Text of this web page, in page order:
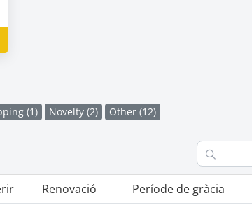
(1) Novelty (2) Other (12)
Renovació Període de gràcia